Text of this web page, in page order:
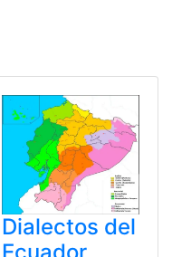
Dialectos del